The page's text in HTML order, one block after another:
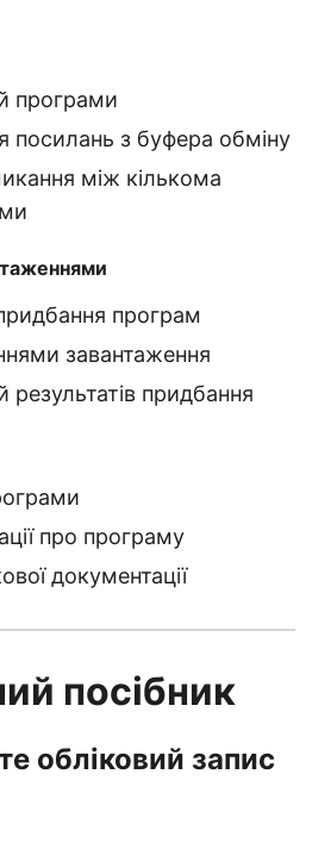
програми
посилань з буфера обміну
між кількома
програм
завантаження
результатів придбання
про програму
документації
посібник
обліковий запис